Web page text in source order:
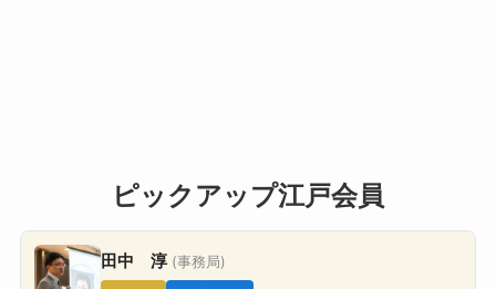
ピックアップ江戸会員
田中 淳 (事務局)